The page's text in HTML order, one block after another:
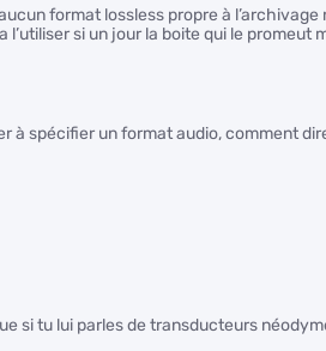
format lossless propre à
si un jour la boite qui le promeut
à spécifier un format audio, comment
si tu lui parles de transducteurs